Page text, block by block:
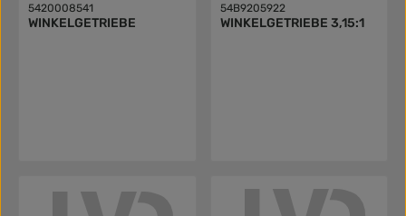
5420008541
WINKELGETRIEBE
54B9205922
WINKELGETRIEBE 3,15:1